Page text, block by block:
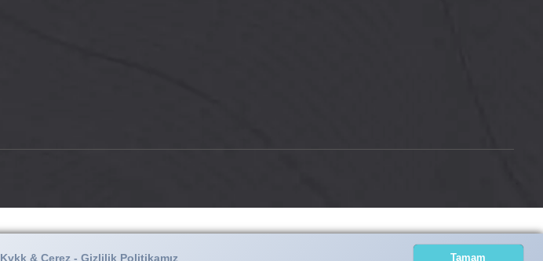
Kvkk & Çerez - Gizlilik Politikamız Tamam